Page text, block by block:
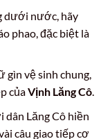
dưới nước, hãy
phao, đặc biệt là
gìn vệ sinh chung,
củaVịnh Lăng Cô.
Lăng Cô hiền
câu giao tiếp cơ